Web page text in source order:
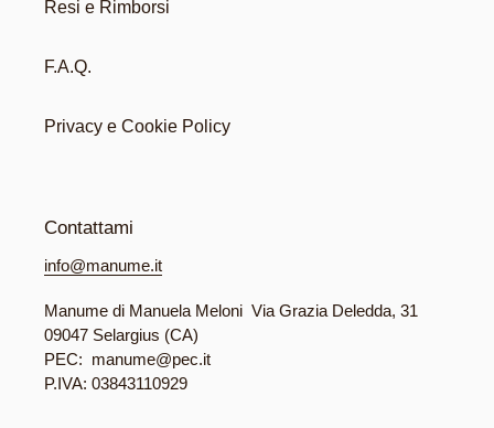
Resi e Rimborsi
F.A.Q.
Privacy e Cookie Policy
Contattami
info@manume.it
Manume di Manuela Meloni Via Grazia Deledda, 31
09047 Selargius (CA)
PEC: manume@pec.it
P.IVA: 03843110929